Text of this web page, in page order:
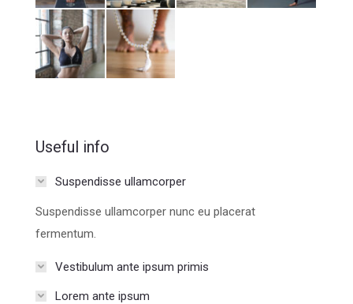
Useful info
Suspendisse ullamcorper
Suspendisse ullamcorper nunc eu placerat
fermentum.
Vestibulum ante ipsum primis
Lorem ante ipsum